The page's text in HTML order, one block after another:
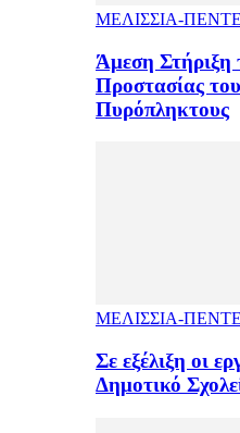
ΜΕΛΙΣΣΙΑ-
Άμεση Στήριξη
Προστασίας
Πυρόπληκτους
ΜΕΛΙΣΣΙΑ-
Σε εξέλιξη οι
Δημοτικό